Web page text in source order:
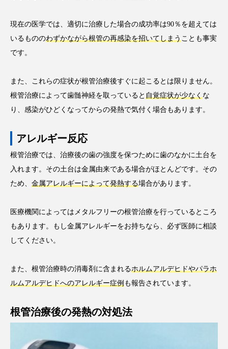
現在の医学では、適切に治療した場合の成功率は90％を超えては
いるもののわずかながら根管の再感染を招いてしまう ことも事実
です。
また、これらの症状が根管治療後すぐに起こるとは限りません。
根管治療によって歯髄神経を取っていると 自覚症状が少なく な
り、感染がひどくなってからの発熱で気付く場合もあります。
アレルギー反応
根管治療では、治療後の歯の強度を保つために歯のなかに土台を
入れます。その土台は金属由来である場合がほとんどです。その
ため、 金属アレルギーによって発熱する場合があります。
医療機関によってはメタルフリーの根管治療を行っているところ
もあります。もし金属アレルギーをお持ちなら、必ず医師に相談
してください。
また、根管治療時の消毒剤に含まれるホルムアルデヒドやパラホ
ルムアルデヒドへのアレルギー症例 も報告されています。
根管治療後の発熱の対処法